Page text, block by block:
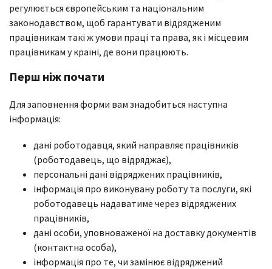
регулюється європейським та національним
законодавством, щоб гарантувати відрядженим
працівникам такі ж умови праці та права, як і місцевим
працівникам у країні, де вони працюють.
Перш ніж почати
Для заповнення форми вам знадобиться наступна
інформація:
дані роботодавця, який направляє працівників
(роботодавець, що відряджає),
персональні дані відряджених працівників,
інформація про виконувану роботу та послуги, які
роботодавець надаватиме через відряджених
працівників,
дані особи, уповноваженої на доставку документів
(контактна особа),
інформація про те, чи замінює відряджений